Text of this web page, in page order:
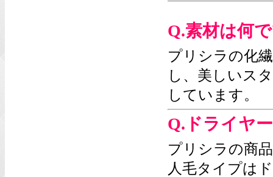
Q.素材は何
プリシラの化
し、美しいス
しています。
Q.ドライヤ
プリシラの商
人毛タイプは